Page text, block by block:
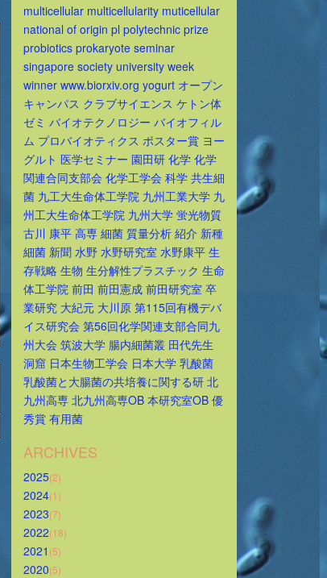
multicellular multicellularity muticellular
national of origin pl polytechnic prize
probiotics prokaryote seminar
singapore society university week
winner www.biorxiv.org yogurt オープン
キャンパス クラブサイエンス ケトン体
ゼミ バイオテクノロジー バイオフィル
ム プロバイオティクス ポスター賞 ヨー
グルト 医学セミナー 園田研 化学 化学
関連合同支部会 化学工学会 科学 共生細
菌 九工大生命体工学院 九州工業大学 九
州工大生命体工学院 九州大学 蛍光物質
古川 康平 高専 細菌 質量分析 紹介 新種
細菌 新聞 水野 水野研究室 水野康平 生
存戦略 生物 生分解性プラスチック 生命
体工学院 前田 前田憲成 前田研究室 卒
業研究 大紀元 大川原 第115回有機デバ
イス研究会 第56回化学関連支部合同九
州大会 筑波大学 腸内細菌叢 田代先生
洞窟 日本生物工学会 日本大学 乳酸菌
乳酸菌と大腸菌の共培養に関する研 北
九州高専 北九州高専OB 本研究室OB 優
秀賞 有用菌
ARCHIVES
2025(2)
2024(1)
2023(7)
2022(18)
2021 (5)
2020(5)